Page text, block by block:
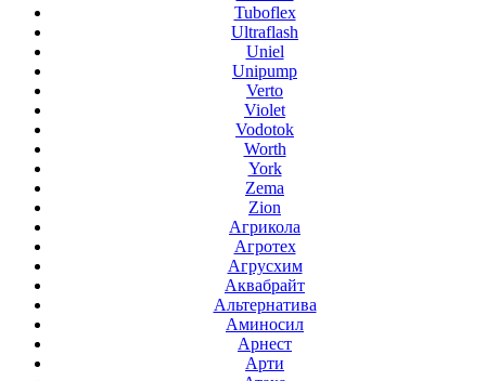
Tuboflex
Ultraflash
Uniel
Unipump
Verto
Violet
Vodotok
Worth
York
Zema
Zion
Агрикола
Агротех
Агрусхим
Аквабрайт
Альтернатива
Аминосил
Арнест
Арти